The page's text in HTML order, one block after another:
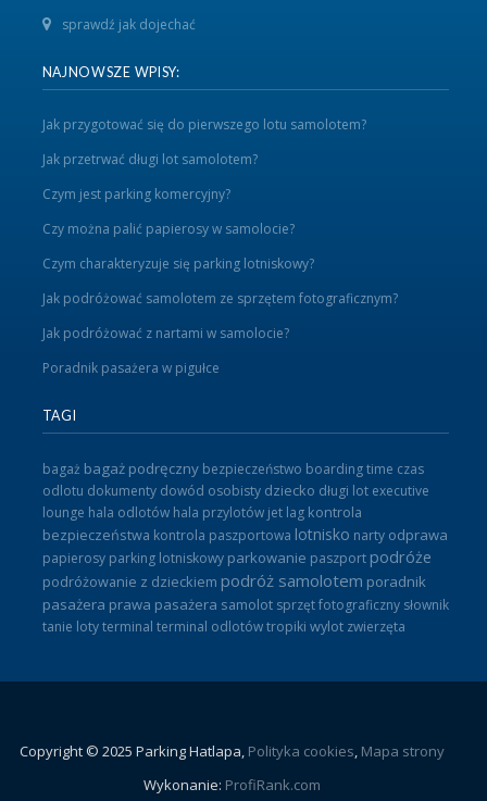
sprawdź jak dojechać
NAJNOWSZE WPISY:
Jak przygotować się do pierwszego lotu samolotem?
Jak przetrwać długi lot samolotem?
Czym jest parking komercyjny?
Czy można palić papierosy w samolocie?
Czym charakteryzuje się parking lotniskowy?
Jak podróżować samolotem ze sprzętem fotograficznym?
Jak podróżować z nartami w samolocie?
Poradnik pasażera w pigułce
TAGI
bagaż bagaż podręczny bezpieczeństwo boarding time czas
odlotu dokumenty dowód osobisty dziecko długi lot executive
lounge hala odlotów hala przylotów jet lag kontrola
bezpieczeństwa kontrola paszportowa lotnisko narty odprawa
papierosy parking lotniskowy parkowanie paszport podróże
podróżowanie z dzieckiem podróż samolotem poradnik
pasażera prawa pasażera samolot sprzęt fotograficzny słownik
tanie loty terminal terminal odlotów tropiki wylot zwierzęta
Copyright © 2025 Parking Hatlapa, Polityka cookies, Mapa strony
Wykonanie: ProfiRank.com